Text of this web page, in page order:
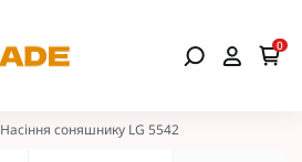
0
Насіння соняшнику LG 5542